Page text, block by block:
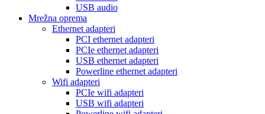
USB audio
Mrežna oprema
Ethernet adapteri
PCI ethernet adapteri
PCIe ethernet adapteri
USB ethernet adapteri
Powerline ethernet adapteri
Wifi adapteri
PCIe wifi adapteri
USB wifi adapteri